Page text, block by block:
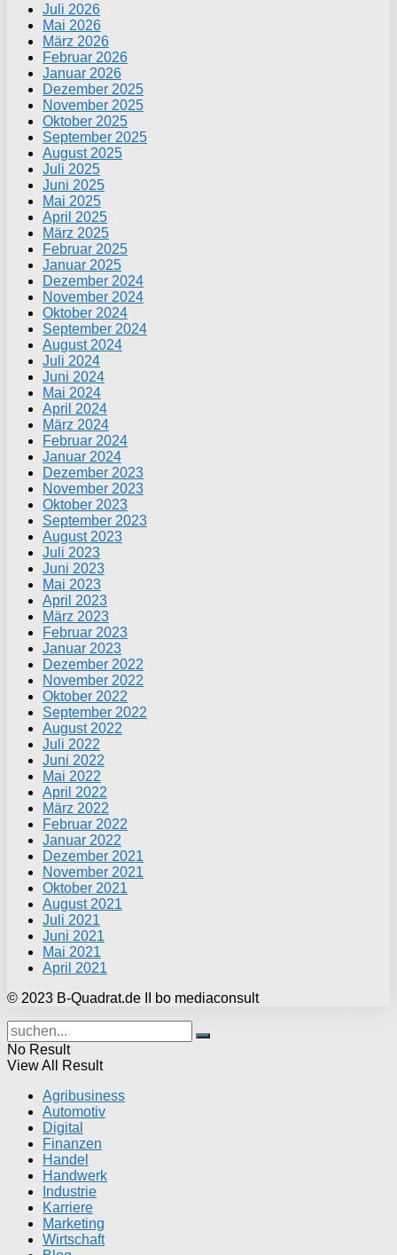
Juli 2026
Mai 2026
März 2026
Februar 2026
Januar 2026
Dezember 2025
November 2025
Oktober 2025
September 2025
August 2025
Juli 2025
Juni 2025
Mai 2025
April 2025
März 2025
Februar 2025
Januar 2025
Dezember 2024
November 2024
Oktober 2024
September 2024
August 2024
Juli 2024
Juni 2024
Mai 2024
April 2024
März 2024
Februar 2024
Januar 2024
Dezember 2023
November 2023
Oktober 2023
September 2023
August 2023
Juli 2023
Juni 2023
Mai 2023
April 2023
März 2023
Februar 2023
Januar 2023
Dezember 2022
November 2022
Oktober 2022
September 2022
August 2022
Juli 2022
Juni 2022
Mai 2022
April 2022
März 2022
Februar 2022
Januar 2022
Dezember 2021
November 2021
Oktober 2021
August 2021
Juli 2021
Juni 2021
Mai 2021
April 2021
© 2023 B-Quadrat.de II bo mediaconsult
No Result
View All Result
Agribusiness
Automotiv
Digital
Finanzen
Handel
Handwerk
Industrie
Karriere
Marketing
Wirtschaft